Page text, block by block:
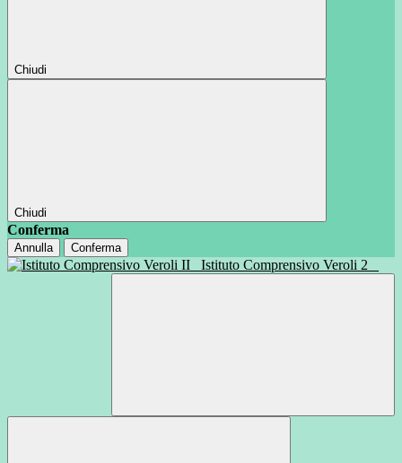
Chiudi
Chiudi
Conferma
Annulla Conferma
Istituto Comprensivo Veroli 2